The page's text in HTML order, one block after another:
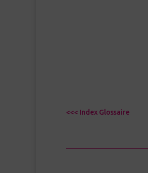
<<< Index Glossaire